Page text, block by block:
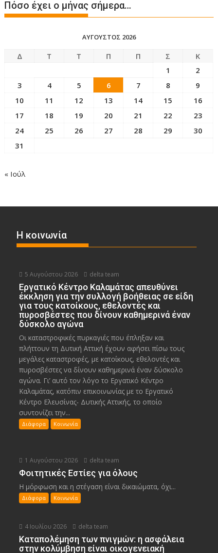
Πόσο έχει ο μήνας σήμερα…
ΑΎΓΟΥΣΤΟΣ 2026
Δ Τ Τ Π Π Σ
Κ
1
2
3
4 5 6 7 8
9
10
11 12 13 14 15
16
17
18 19 20 21 22
23
24
25 26 27 28 29
30
31
« Ιούλ
Η κοινωνία
5 Αυγούστου 2026 delta team
Εργατικό Κέντρο Καλαμάτας απευθύνει
έκκληση για την συλλογή βοήθειας σε είδη
για τους κατοίκους, εθελοντές και
πυροσβέστες που δίνουν καθημερινά έναν
δύσκολο αγώνα
Οι καταστροφικές πυρκαγιές που έπληξαν και
πλήττουν τη Δυτική Αττική έχουν αφήσει πίσω τους
μεγάλες καταστροφές, με κατοίκους, εθελοντές και
πυροσβέστες να δίνουν καθημερινά έναν δύσκολο
αγώνα. Γι’ αυτό τον λόγο το Εργατικό Κέντρο
Καλαμάτας, κατόπιν επικοινωνίας με το Εργατικό
Κέντρο Ελευσίνας- Δυτικής Αττικής, το οποίο
συντονίζει την...
Διάφορα Κοινωνία
1 Αυγούστου 2026 delta team
Φοιτητικές Εστίες για όλους
Η μόρφωση και η στέγαση είναι δικαιώματα, όχι...
Διάφορα Κοινωνία
4 Ιουλίου 2026 delta team
Καταπολέμηση των πνιγμών: η ασφάλεια
στην κολύμβηση είναι οικογενειακή